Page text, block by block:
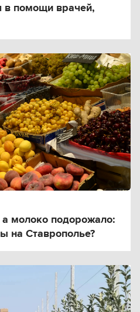
помощи врачей,
молоко подорожало:
на Ставрополье?